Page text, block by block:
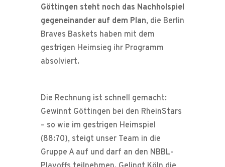
Göttingen steht noch das Nachholspiel
gegeneinander auf dem Plan, die Berlin
Braves Baskets haben mit dem
gestrigen Heimsieg ihr Programm
absolviert.
Die Rechnung ist schnell gemacht:
Gewinnt Göttingen bei den RheinStars
– so wie im gestrigen Heimspiel
(88:70), steigt unser Team in die
Gruppe A auf und darf an den NBBL-